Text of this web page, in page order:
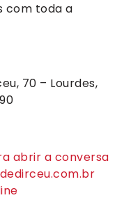
com toda a
70 – Lourdes,
abrir a conversa